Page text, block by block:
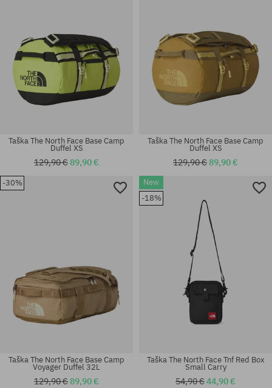
univerzálna veľkosť
Taška The North Face Base Camp
Duffel XS
129,90 €89,90 €
Taška The North Face Base Camp
Duffel XS
129,90 €89,90 €
-30%
Taška The North Face Base Camp
Voyager Duffel 32L
129,90 €89,90 €
New
-18%
Taška The North Face Tnf Red Box
Small Carry
54,90 €44,90 €